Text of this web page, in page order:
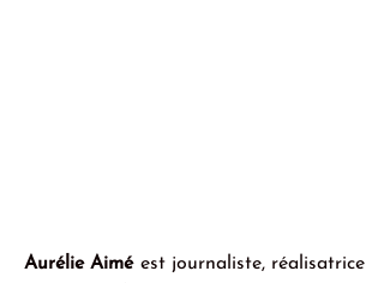
Aurélie Aimé est journaliste, réalisatrice